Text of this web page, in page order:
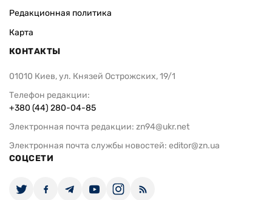
Редакционная политика
Карта
КОНТАКТЫ
01010 Киев, ул. Князей Острожских, 19/1
Телефон редакции:
+380 (44) 280-04-85
Электронная почта редакции: zn94@ukr.net
Электронная почта службы новостей: editor@zn.ua
СОЦСЕТИ